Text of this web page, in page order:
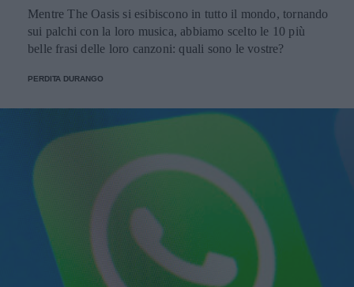
Mentre The Oasis si esibiscono in tutto il mondo, tornando
sui palchi con la loro musica, abbiamo scelto le 10 più
belle frasi delle loro canzoni: quali sono le vostre?
PERDITA DURANGO